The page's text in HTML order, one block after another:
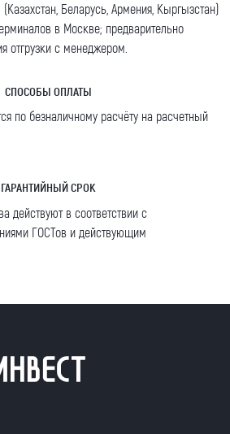
Беларусь, Армения, Кыргызстан)
в Москве; предварительно
отгрузки с менеджером.
СПОСОБЫ ОПЛАТЫ
по безналичному расчёту на расчетный
ГАРАНТИЙНЫЙ СРОК
действуют в соответствии с
ГОСТов и действующим